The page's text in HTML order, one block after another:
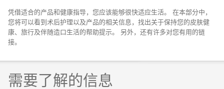
凭借适合的产品和健康指导，您应该能够很快适应生活。 在本部分中，
您将可以看到术后护理以及产品的相关信息，找出关于保持您的皮肤健
康、旅行及伴随造口生活的帮助提示。 另外，还有许多对您有用的链
接。
需要了解的信息